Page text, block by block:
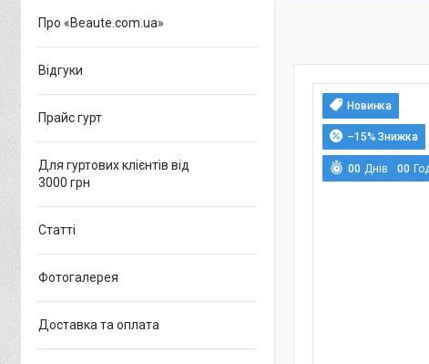
Новинка
–15%
00 Днів 00
Про «Beaute.com.ua»
Відгуки
Прайс гурт
Для гуртових клієнтів від
3000 грн
Статті
Фотогалерея
Доставка та оплата